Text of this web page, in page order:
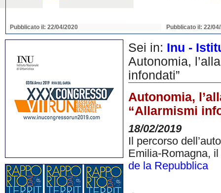
Pubblicato il: 22/04/2020 Pubblicato il: 22/
Sei in: Inu -
Autonomia,
infondati”
Autonomia,
“Allarmismi
18/02/2019
Il percorso
Emilia-Romagna,
de la Repubblica